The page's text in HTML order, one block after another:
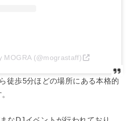
MOGRA (@mograstaff)
徒歩5分ほどの場所にある本格的